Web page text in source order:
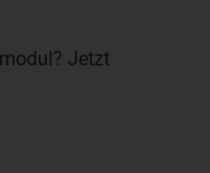
Jetzt